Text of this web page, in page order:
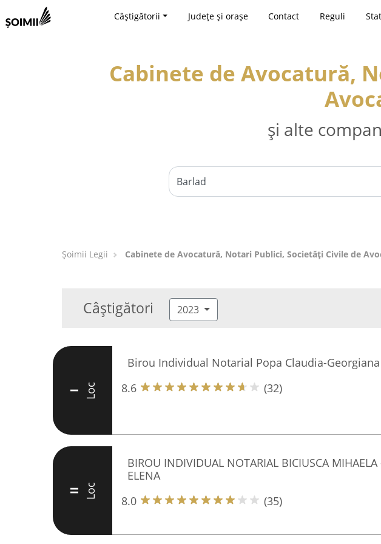
Câștigătorii Județe și orașe Contact Reguli
Cabinete de Avocatură,
și alte
Șoimii Legii Cabinete de Avocatură, Notari Publici, Societăți Civile de
Câștigători 2023
I Loc
Birou Individual Notarial Popa Claudia-Georgiana
8.6
(32)
II Loc
BIROU INDIVIDUAL NOTARIAL BICIUSCA MIHAELA
ELENA
8.0
(35)